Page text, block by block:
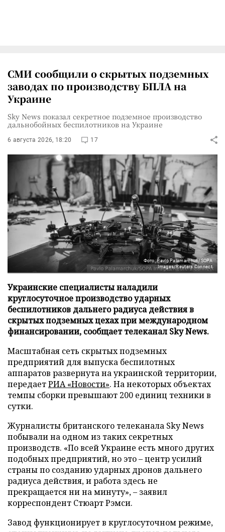
СМИ сообщили о скрытых подземных
заводах по производству БПЛА на
Украине
Sky News показал секретное подземное производство
дальнобойных беспилотников на Украине
6 августа 2026, 18:20 17
Фото: Pavlo Palamarchuk/SOPA
Images/Reuters Connect
Украинские специалисты наладили
круглосуточное производство ударных
беспилотников дальнего радиуса действия в
скрытых подземных цехах при международном
финансировании, сообщает телеканал Sky News.
Масштабная сеть скрытых подземных
предприятий для выпуска беспилотных
аппаратов развернута на украинской территории,
передаетРИА «Новости». На некоторых объектах
темпы сборки превышают 200 единиц техники в
сутки.
Журналисты британского телеканала Sky News
побывали на одном из таких секретных
производств. «По всей Украине есть много других
подобных предприятий, но это – центр усилий
страны по созданию ударных дронов дальнего
радиуса действия, и работа здесь не
прекращается ни на минуту», – заявил
корреспондент Стюарт Рэмси.
Завод функционирует в круглосуточном режиме,